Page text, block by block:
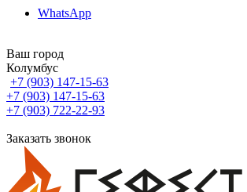
WhatsApp
Ваш город
Колумбус
+7 (903) 147-15-63
+7 (903) 147-15-63
+7 (903) 722-22-93
Заказать звонок